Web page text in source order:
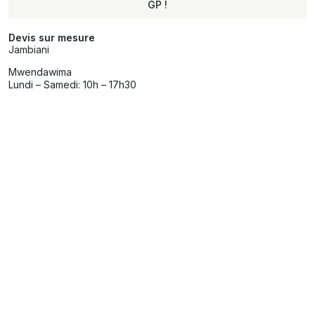
GP !
Devis sur mesure
Jambiani
Mwendawima
Lundi – Samedi: 10h – 17h30